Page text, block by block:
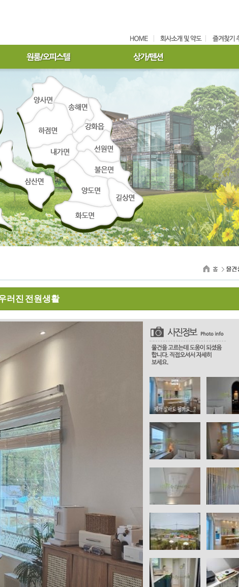
러진 전원생활